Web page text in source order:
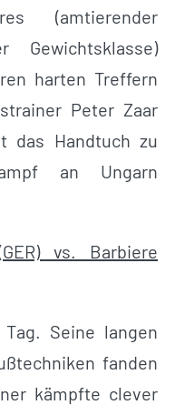
(amtierender
harten Treffern
Peter Zaar
das Handtuch zu
an Ungarn
vs. Barbiere
Seine langen
fanden
kämpfte clever